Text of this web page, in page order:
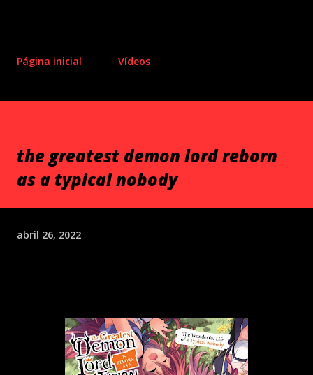
Página inicial Vídeos
the greatest demon lord reborn
as a typical nobody
abril 26, 2022